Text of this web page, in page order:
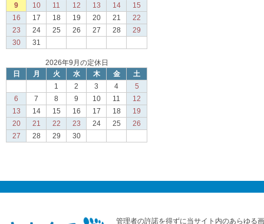
9
10 11 12 13 14
15
16
17 18 19 20 21
22
23
24 25 26 27 28
29
30
31
2026年9月の定休日
日
月 火 水 木 金
土
1
2 3 4
5
6
7 8 9 10 11
12
13
14 15 16 17 18
19
20
21 22 23 24 25
26
27
28 29 30
管理者の許諾を得ずに当サイト内のあらゆる